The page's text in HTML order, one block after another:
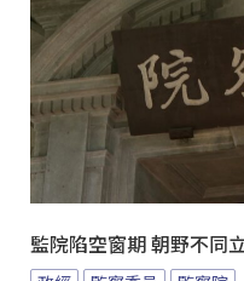
監院陷空窗期 朝野不同